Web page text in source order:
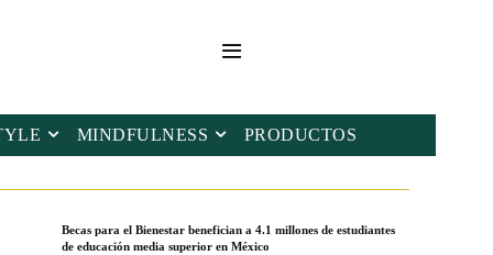
MINDFULNESS PRODUCTOS
Becas para el Bienestar benefician a 4.1 millones de estudiantes
de educación media superior en México